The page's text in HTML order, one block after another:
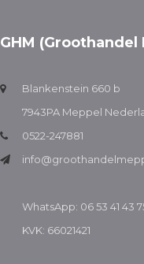
GHM (Groothandel
Blankenstein 660 b
7943PA Meppel
0522-247881
WhatsApp: 06 53 41 43
KVK: 66021421